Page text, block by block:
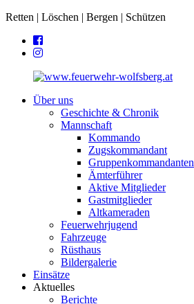
Retten | Löschen | Bergen | Schützen
Über uns
Geschichte & Chronik
Mannschaft
Kommando
Zugskommandant
Gruppenkommandanten
Ämterführer
Aktive Mitglieder
Gastmitglieder
Altkameraden
Feuerwehrjugend
Fahrzeuge
Rüsthaus
Bildergalerie
Einsätze
Aktuelles
Berichte